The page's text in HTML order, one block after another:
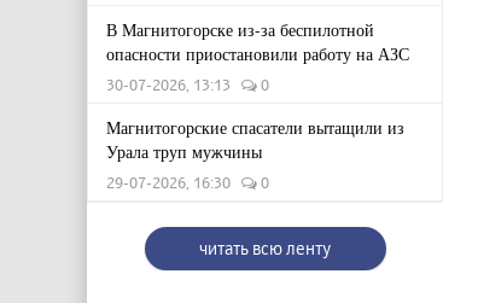
В Магнитогорске из-за беспилотной
опасности приостановили работу на АЗС
30-07-2026, 13:13 0
Магнитогорские спасатели вытащили из
Урала труп мужчины
29-07-2026, 16:30 0
читать всю ленту